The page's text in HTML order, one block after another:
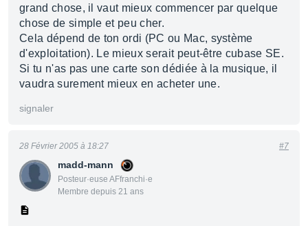
grand chose, il vaut mieux commencer par quelque
chose de simple et peu cher.
Cela dépend de ton ordi (PC ou Mac, système
d'exploitation). Le mieux serait peut-être cubase SE.
Si tu n'as pas une carte son dédiée à la musique, il
vaudra surement mieux en acheter une.
signaler
madd-mann
Posteur·euse AFfranchi·e
Membre depuis 21 ans
28 Février 2005 à 18:27 #7